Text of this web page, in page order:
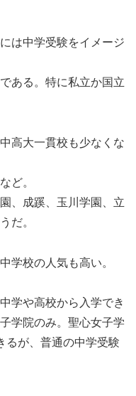
は中学受験をイメージ
ある。特に私立か国立
高大一貫校も少なくな
ど。
、成蹊、玉川学園、立
だ。
学校の人気も高い。
学や高校から入学でき
学院のみ。聖心女子学
るが、普通の中学受験